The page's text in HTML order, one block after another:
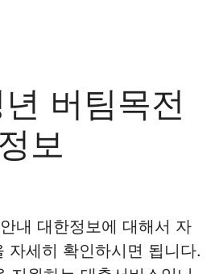
버팀목전
보
내 대한정보에 대해서 자
자세히 확인하시면 됩니다.